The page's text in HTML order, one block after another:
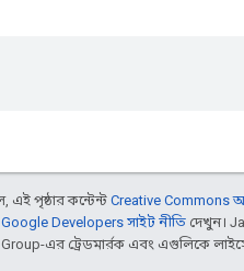
এই পৃষ্ঠার কন্টেন্ট Creative Commons
Google Developers সাইট নীতি দেখুন।
এর ট্রেডমার্রক এবং এগুলিকে